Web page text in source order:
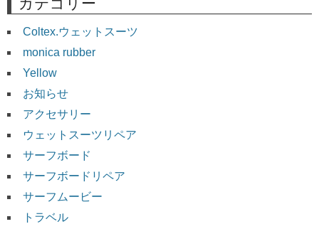
Coltex.ウェットスーツ
monica rubber
Yellow
お知らせ
アクセサリー
ウェットスーツリペア
サーフボード
サーフボードリペア
サーフムービー
トラベル